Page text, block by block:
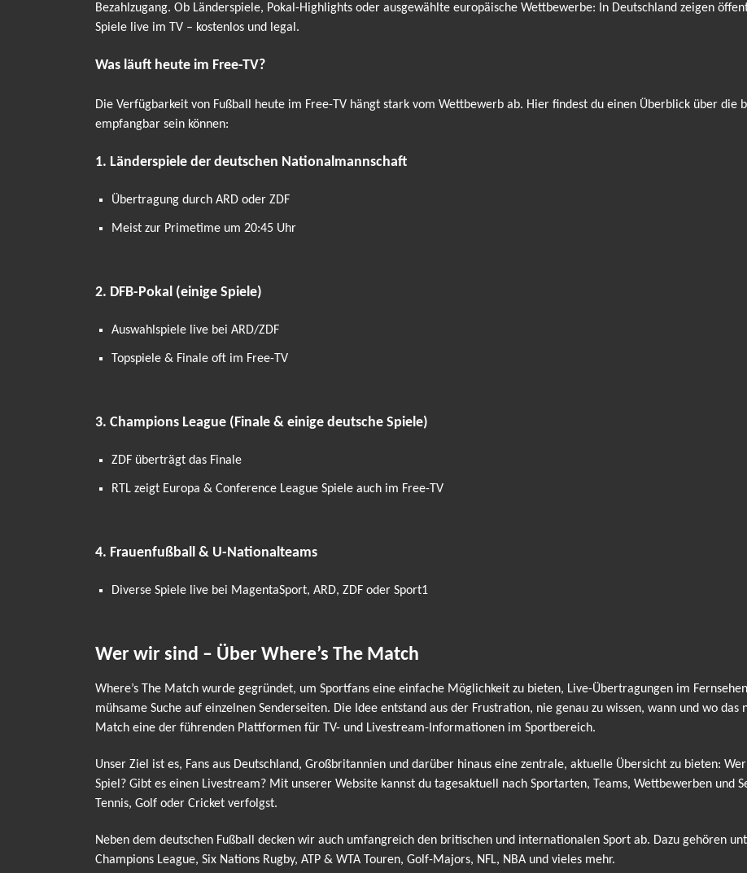
Bezahlzugang. Ob Länderspiele, Pokal-Highlights oder ausgewählte europäische Wettbewerbe: In Deutschland zeigen
Spiele live im TV – kostenlos und legal.
Was läuft heute im Free-TV?
Die Verfügbarkeit von Fußball heute im Free-TV hängt stark vom Wettbewerb ab. Hier findest du einen Überblick über die
empfangbar sein können:
1. Länderspiele der deutschen Nationalmannschaft
Übertragung durch ARD oder ZDF
Meist zur Primetime um 20:45 Uhr
2. DFB-Pokal (einige Spiele)
Auswahlspiele live bei ARD/ZDF
Topspiele & Finale oft im Free-TV
3. Champions League (Finale & einige deutsche Spiele)
ZDF überträgt das Finale
RTL zeigt Europa & Conference League Spiele auch im Free-TV
4. Frauenfußball & U-Nationalteams
Diverse Spiele live bei MagentaSport, ARD, ZDF oder Sport1
Wer wir sind – Über Where’s The Match
Where’s The Match wurde gegründet, um Sportfans eine einfache Möglichkeit zu bieten, Live-Übertragungen im
mühsame Suche auf einzelnen Senderseiten. Die Idee entstand aus der Frustration, nie genau zu wissen, wann und wo das
Match eine der führenden Plattformen für TV- und Livestream-Informationen im Sportbereich.
Unser Ziel ist es, Fans aus Deutschland, Großbritannien und darüber hinaus eine zentrale, aktuelle Übersicht zu bieten:
Spiel? Gibt es einen Livestream? Mit unserer Website kannst du tagesaktuell nach Sportarten, Teams, Wettbewerben und
Tennis, Golf oder Cricket verfolgst.
Neben dem deutschen Fußball decken wir auch umfangreich den britischen und internationalen Sport ab. Dazu gehören
Champions League, Six Nations Rugby, ATP & WTA Touren, Golf-Majors, NFL, NBA und vieles mehr.